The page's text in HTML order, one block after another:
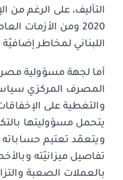
2020 ومن الأزمات
اللبناني لمخاطر
أما لجهة مسؤولية
المصرف المركزي
والتغطية على
يتحمل مسؤوليتها
ويتعمّد تعتيم
تفاصيل ميزانيّته
بالعملات الصعبة